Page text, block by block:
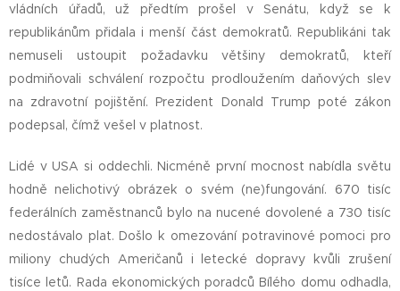
vládních úřadů, už předtím prošel v Senátu, když se k
republikánům přidala i menší část demokratů. Republikáni tak
nemuseli ustoupit požadavku většiny demokratů, kteří
podmiňovali schválení rozpočtu prodloužením daňových slev
na zdravotní pojištění. Prezident Donald Trump poté zákon
podepsal, čímž vešel v platnost.
Lidé v USA si oddechli. Nicméně první mocnost nabídla světu
hodně nelichotivý obrázek o svém (ne)fungování. 670 tisíc
federálních zaměstnanců bylo na nucené dovolené a 730 tisíc
nedostávalo plat. Došlo k omezování potravinové pomoci pro
miliony chudých Američanů i letecké dopravy kvůli zrušení
tisíce letů. Rada ekonomických poradců Bílého domu odhadla,